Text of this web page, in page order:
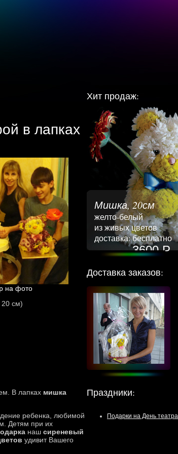
Хит продаж:
в лапках
на фото
20 см)
В лапках мишка
ребенка, любимой
Детям при их
наш сиреневый
удивит Вашего
Мишка, 20см
желто-белый
из живых цветов
доставка: бесплатно
3600 Р
Доставка заказов:
Праздники:
Подарки на День театра